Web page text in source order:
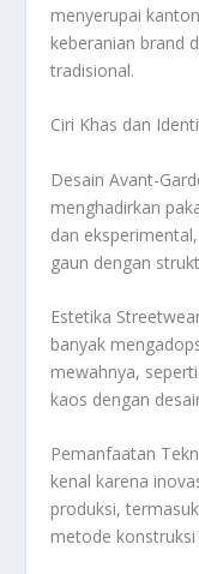
menyerupai
keberanian brand
tradisional.
Ciri Khas dan
Desain Avant-
menghadirkan
dan
gaun dengan
Estetika
banyak
mewahnya,
kaos dengan
Pemanfaatan
kenal karena
produksi,
metode